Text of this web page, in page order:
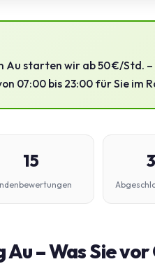
Au starten wir ab 50 €/Std.
07:00 bis 23:00 für Sie im
15
– Was Sie